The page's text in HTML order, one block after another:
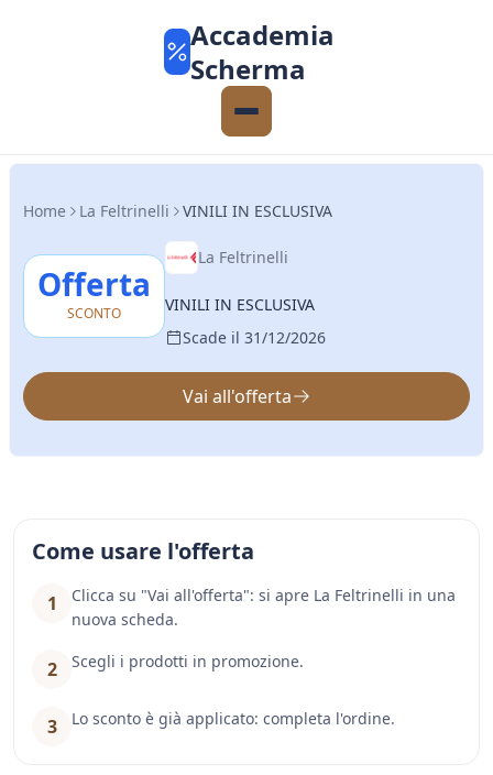
Accademia
Scherma
Home La Feltrinelli VINILI IN ESCLUSIVA
Offerta
SCONTO
La Feltrinelli
VINILI IN ESCLUSIVA
Scade il 31/12/2026
Vai all'offerta
Come usare l'offerta
1
Clicca su "Vai all'offerta": si apre La Feltrinelli in una
nuova scheda.
2 Scegli i prodotti in promozione.
3 Lo sconto è già applicato: completa l'ordine.